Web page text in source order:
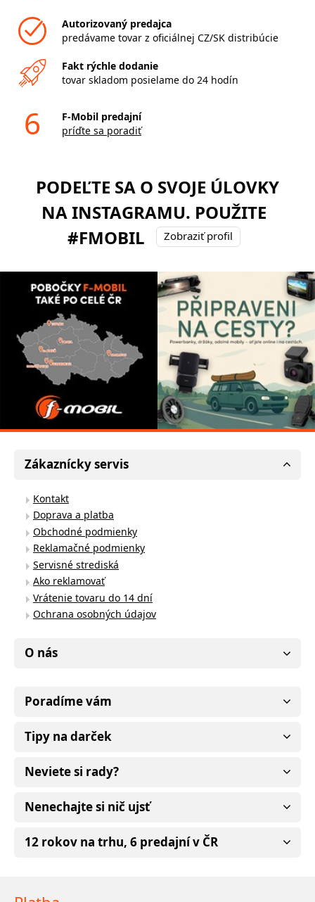
Autorizovaný predajca
predávame tovar z oficiálnej CZ/SK distribúcie
Fakt rýchle dodanie
tovar skladom posielame do 24 hodín
6
F-Mobil predajní
príďte sa poradiť
PODEĽTE SA O SVOJE ÚLOVKY
NA INSTAGRAMU. POUŽITE
#FMOBIL
Zobraziť profil
Zákaznícky servis
Kontakt
Doprava a platba
Obchodné podmienky
Reklamačné podmienky
Servisné strediská
Ako reklamovať
Vrátenie tovaru do 14 dní
Ochrana osobných údajov
O nás
Poradíme vám
Tipy na darček
Neviete si rady?
Nenechajte si nič ujsť
12 rokov na trhu, 6 predajní v ČR